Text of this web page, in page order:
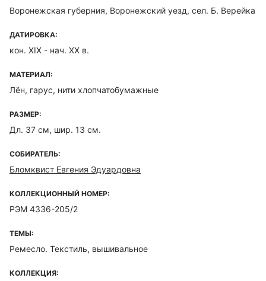
Воронежская губерния, Воронежский уезд, сел. Б. Верейка
ДАТИРОВКА:
кон. XIX - нач. XX в.
МАТЕРИАЛ:
Лён, гарус, нити хлопчатобумажные
РАЗМЕР:
Дл. 37 см, шир. 13 см.
СОБИРАТЕЛЬ:
Бломквист Евгения Эдуардовна
КОЛЛЕКЦИОННЫЙ НОМЕР:
РЭМ 4336-205/2
ТЕМЫ:
Ремесло. Текстиль, вышивальное
КОЛЛЕКЦИЯ: